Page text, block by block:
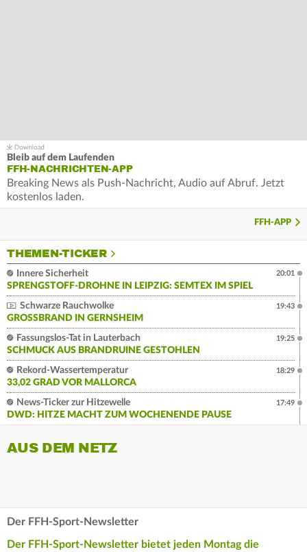
Bleib auf dem Laufenden
FFH-NACHRICHTEN-APP
Breaking News als Push-Nachricht, Audio auf Abruf. Jetzt
kostenlos laden.
FFH-APP
THEMEN-TICKER
Innere Sicherheit
SPRENGSTOFF-DROHNE IN LEIPZIG: SEMTEX IM SPIEL
20:01
Schwarze Rauchwolke
GROSSBRAND IN GERNSHEIM
19:43
Fassungslos-Tat in Lauterbach
SCHMUCK AUS BRANDRUINE GESTOHLEN
19:25
Rekord-Wassertemperatur
33,02 GRAD VOR MALLORCA
18:29
News-Ticker zur Hitzewelle
DWD: HITZE MACHT ZUM WOCHENENDE PAUSE
17:49
AUS DEM NETZ
Der FFH-Sport-Newsletter
Der FFH-Sport-Newsletter bietet jeden Montag die